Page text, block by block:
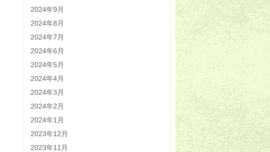
2024年9月
2024年8月
2024年7月
2024年6月
2024年5月
2024年4月
2024年3月
2024年2月
2024年1月
2023年12月
2023年11月